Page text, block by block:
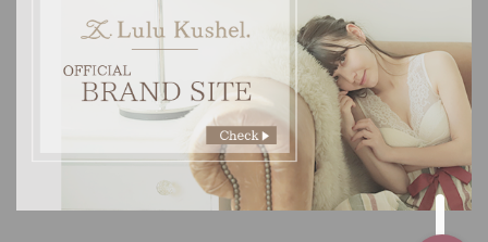
ダイエット
バストアップ（育乳）
ナイトブラの基礎知識